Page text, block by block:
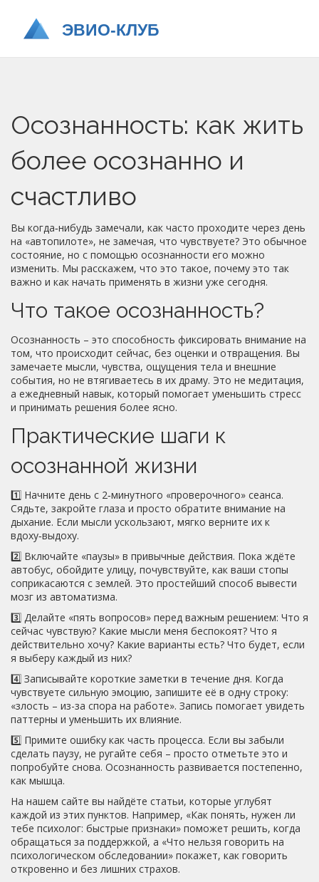
Осознанность: как жить
более осознанно и
счастливо
Вы когда‑нибудь замечали, как часто проходите через день
на «автопилоте», не замечая, что чувствуете? Это обычное
состояние, но с помощью осознанности его можно
изменить. Мы расскажем, что это такое, почему это так
важно и как начать применять в жизни уже сегодня.
Что такое осознанность?
Осознанность – это способность фиксировать внимание на
том, что происходит сейчас, без оценки и отвращения. Вы
замечаете мысли, чувства, ощущения тела и внешние
события, но не втягиваетесь в их драму. Это не медитация,
а ежедневный навык, который помогает уменьшить стресс
и принимать решения более ясно.
Практические шаги к
осознанной жизни
1️⃣ Начните день с 2‑минутного «проверочного» сеанса.
Сядьте, закройте глаза и просто обратите внимание на
дыхание. Если мысли ускользают, мягко верните их к
вдоху‑выдоху.
2️⃣ Включайте «паузы» в привычные действия. Пока ждёте
автобус, обойдите улицу, почувствуйте, как ваши стопы
соприкасаются с землей. Это простейший способ вывести
мозг из автоматизма.
3️⃣ Делайте «пять вопросов» перед важным решением: Что я
сейчас чувствую? Какие мысли меня беспокоят? Что я
действительно хочу? Какие варианты есть? Что будет, если
я выберу каждый из них?
4️⃣ Записывайте короткие заметки в течение дня. Когда
чувствуете сильную эмоцию, запишите её в одну строку:
«злость – из-за спора на работе». Запись помогает увидеть
паттерны и уменьшить их влияние.
5️⃣ Примите ошибку как часть процесса. Если вы забыли
сделать паузу, не ругайте себя – просто отметьте это и
попробуйте снова. Осознанность развивается постепенно,
как мышца.
На нашем сайте вы найдёте статьи, которые углубят
каждой из этих пунктов. Например, «Как понять, нужен ли
тебе психолог: быстрые признаки» поможет решить, когда
обращаться за поддержкой, а «Что нельзя говорить на
психологическом обследовании» покажет, как говорить
откровенно и без лишних страхов.